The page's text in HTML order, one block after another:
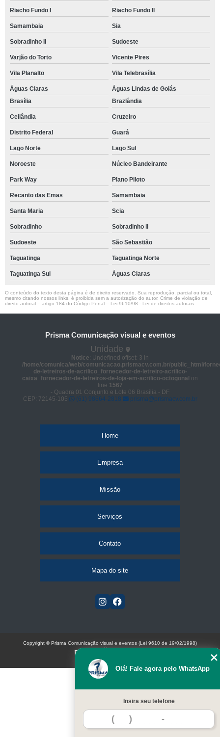
Riacho Fundo I Riacho Fundo II
Samambaia Sia
Sobradinho II Sudoeste
Varjão do Torto Vicente Pires
Vila Planalto Vila Telebrasília
Águas Claras
Águas Lindas de Goiás
Brasília
Brazlândia
Ceilândia Cruzeiro
Distrito Federal Guará
Lago Norte Lago Sul
Noroeste Núcleo Bandeirante
Park Way Plano Piloto
Recanto das Emas Samambaia
Santa Maria Scia
Sobradinho Sobradinho ll
Sudoeste São Sebastião
Taguatinga Taguatinga Norte
Taguatinga Sul Águas Claras
O conteúdo do texto desta página é de direito reservado. Sua reprodução, parcial ou total,
mesmo citando nossos links, é proibida sem a autorização do autor. Crime de violação de
direito autoral – artigo 184 do Código Penal – Lei 9610/98 - Lei de direitos autorais
Prisma Comunicação visual e eventos
Unidade
Notice: Undefined offset: 3 in
/home/comunica/web/comunicacao.prismacv.com.br/public_html/
de-letreiros-de-acrilico_fornecedor-de-letreiro-acrilico-
caixa_fornecedor-de-letreiros-de-loja-em-acrilico-octogonal on
line 1567
- Quadra 01 Conjunto e Lote 06 Brasília - DF
CEP: 72145-105
(61) 98664-2818 prisma@prismacv.com.br
Home
Empresa
Missão
Serviços
Contato
Mapa do site
Olá! Fale agora pelo WhatsApp
Insira seu telefone
Copyright © Prisma Comunicação visual e eventos (Lei 9610 de 19/02/1998)